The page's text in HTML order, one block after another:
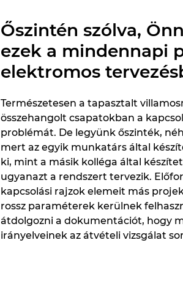
Őszintén szólva,
ezek a mindennapi
elektromos
Természetesen a tapasztalt
összehangolt csapatokban a
problémát. De legyünk őszinték,
mert az egyik munkatárs által
ki, mint a másik kolléga által
ugyanazt a rendszert tervezik.
kapcsolási rajzok elemeit más
rossz paraméterek kerülnek
átdolgozni a dokumentációt, hogy
irányelveinek az átvételi vizsgálat